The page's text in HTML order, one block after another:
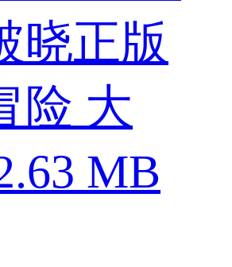
晓正版
险 大
MB